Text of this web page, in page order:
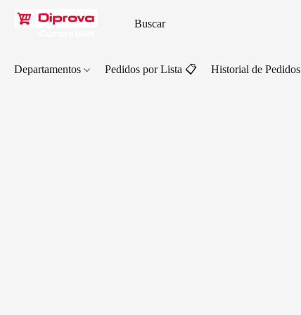
Departamentos Pedidos por Lista 📋 Historial de Pedidos